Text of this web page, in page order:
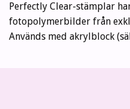
Perfectly Clear-stämplar
fotopolymerbilder från
Används med akrylblock